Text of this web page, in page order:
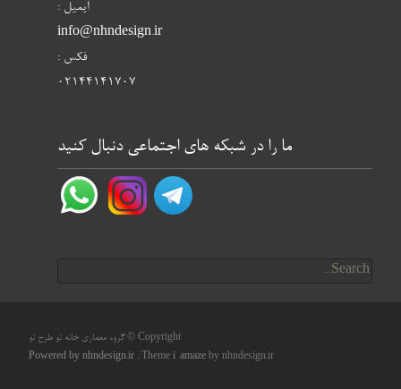
ایمیل :
info@nhndesign.ir
فکس :
02144141707
ما را در شبکه های اجتماعی دنبال کنید
Copyright © گروه معماری خانه نو طرح نو
Powered by nhndesign.ir , Theme i-amaze by nhndesign.ir